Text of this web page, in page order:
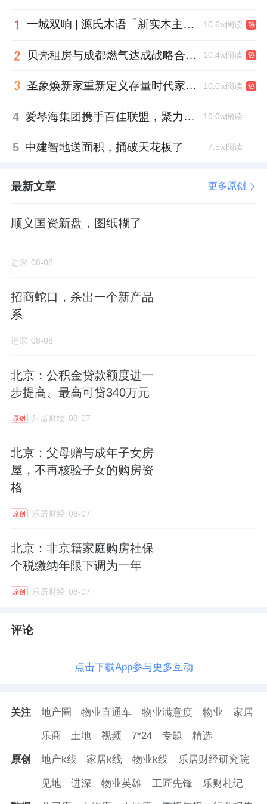
一城双响 | 源氏木语「新实木主义——黑标生活提案」发布会落地天津，黑标旗舰店盛大启幕 10.6w阅读 热
贝壳租房与成都燃气达成战略合作 打通安全巡检“最后一米” 10.4w阅读 热
圣象焕新家重新定义存量时代家居升级逻辑，筑牢说换就换的底气！ 10.0w阅读 热
4 爱琴海集团携手百佳联盟，聚力共拓存量商业新赛道 10.0w阅读
5 中建智地送面积，捅破天花板了 7.5w阅读
最新文章 更多原创
顺义国资新盘，图纸糊了
进深 08-08
招商蛇口，杀出一个新产品
系
进深 08-08
北京：公积金贷款额度进一
步提高、最高可贷340万元
原创 乐居财经 08-07
北京：父母赠与成年子女房
屋，不再核验子女的购房资
格
原创 乐居财经 08-07
北京：非京籍家庭购房社保
个税缴纳年限下调为一年
原创 乐居财经 08-07
评论
点击下载App参与更多互动
关注 地产圈 物业直通车 物业满意度 物业 家居
乐商 土地 视频 7*24 专题 精选
原创 地产k线 家居k线 物业k线 乐居财经研究院
见地 进深 物业英雄 工匠先锋 乐财札记